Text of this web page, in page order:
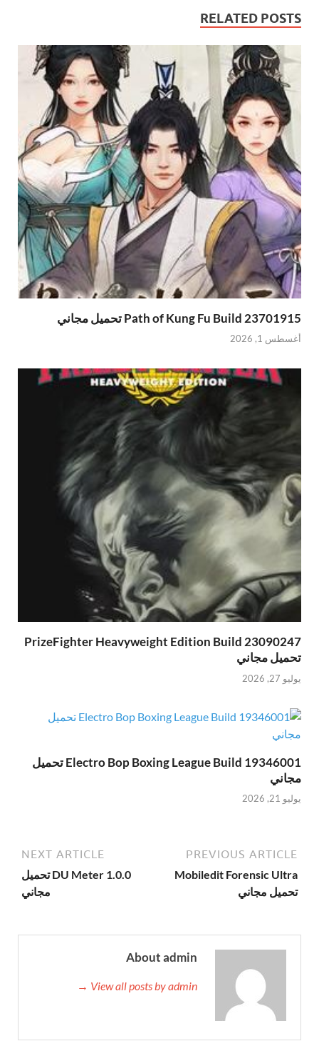
RELATED POSTS
Path of Kung Fu Build 23701915 تحميل مجاني
أغسطس 1, 2026
PrizeFighter Heavyweight Edition Build 23090247
تحميل مجاني
يوليو 27, 2026
Electro Bop Boxing League Build 19346001 تحميل
مجاني
يوليو 21, 2026
PREVIOUS ARTICLE
Mobiledit Forensic Ultra
تحميل مجاني
NEXT ARTICLE
DU Meter 1.0.0 تحميل
مجاني
About admin
View all posts by admin →